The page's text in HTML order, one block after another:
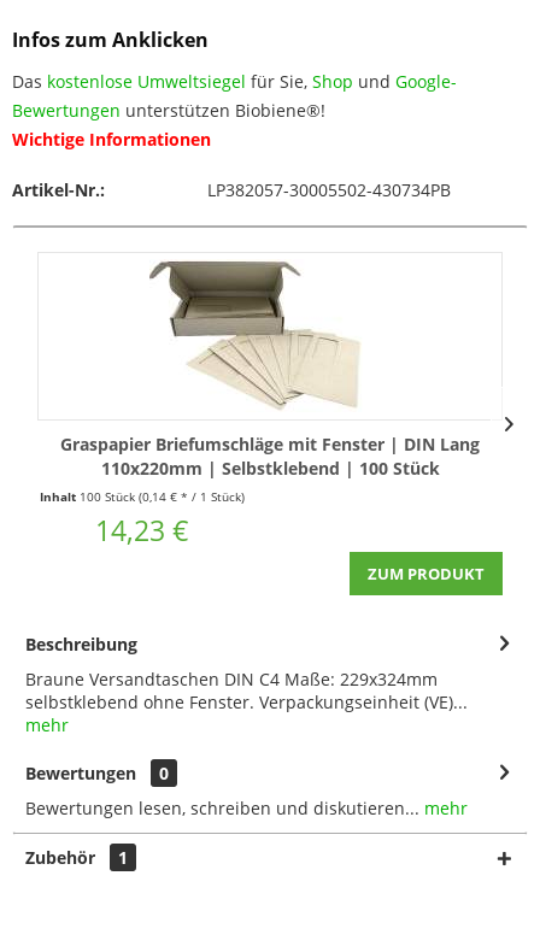
Infos zum Anklicken
Das kostenlose Umweltsiegel für Sie, Shop und Google-
Bewertungen unterstützen Biobiene®!
Wichtige Informationen
Artikel-Nr.: LP382057-30005502-430734PB
Graspapier Briefumschläge mit Fenster | DIN Lang
110x220mm | Selbstklebend | 100 Stück
Inhalt 100 Stück (0,14 € * / 1 Stück)
14,23 €
ZUM PRODUKT
Beschreibung
Braune Versandtaschen DIN C4 Maße: 229x324mm
selbstklebend ohne Fenster. Verpackungseinheit (VE)...
mehr
Bewertungen
0
Bewertungen lesen, schreiben und diskutieren... mehr
Zubehör 1